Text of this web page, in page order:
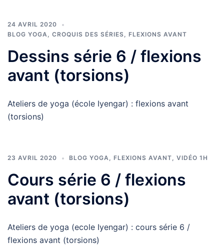
24 AVRIL 2020
BLOG YOGA, CROQUIS DES SÉRIES, FLEXIONS AVANT
Dessins série 6 / flexions
avant (torsions)
Ateliers de yoga (école Iyengar) : flexions avant
(torsions)
23 AVRIL 2020 BLOG YOGA, FLEXIONS AVANT, VIDÉO 1H
Cours série 6 / flexions
avant (torsions)
Ateliers de yoga (ecole Iyengar) : cours série 6 /
flexions avant (torsions)